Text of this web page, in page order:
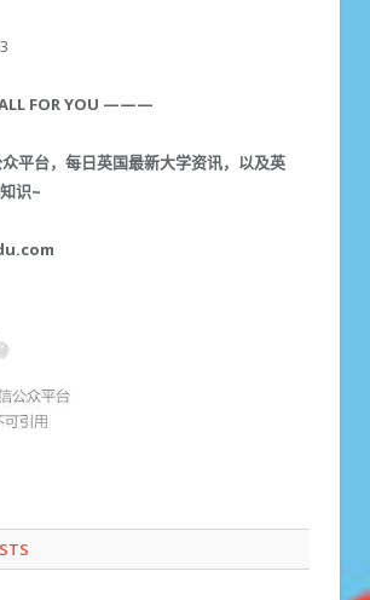
FOR YOU ———
平台，每日英国最新大学资讯，以及英
识~